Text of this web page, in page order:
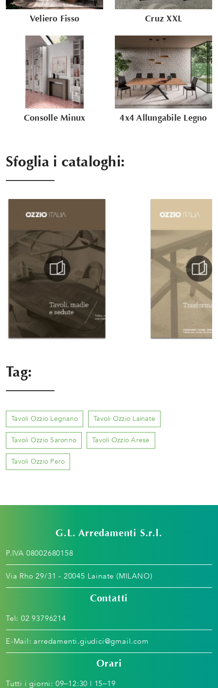
Veliero Fisso Cruz XXL
Consolle Minux 4x4 Allungabile Legno
Sfoglia i cataloghi:
Tag:
Tavoli Ozzio Legnano Tavoli Ozzio Lainate
Tavoli Ozzio Saronno Tavoli Ozzio Arese
Tavoli Ozzio Pero
G.L. Arredamenti S.r.l.
P.IVA 08002680158
Via Rho 29/31 - 20045 Lainate (MILANO)
Contatti
Tel: 02 93796214
E-Mail: arredamenti.giudici@gmail.com
Orari
Tutti i giorni: 09–12:30 | 15–19